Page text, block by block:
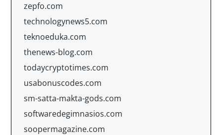
zepfo.com
technologynews5.com
teknoeduka.com
thenews-blog.com
todaycryptotimes.com
usabonuscodes.com
sm-satta-makta-gods.com
softwaredegimnasios.com
soopermagazine.com